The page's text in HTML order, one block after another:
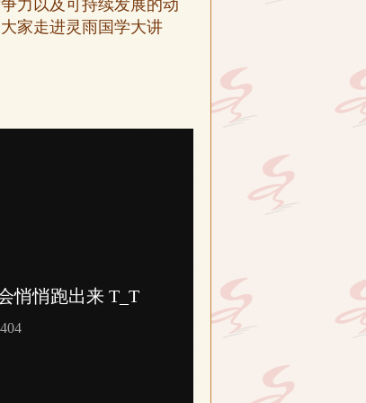
力以及可持续发展的动
家走进灵雨国学大讲